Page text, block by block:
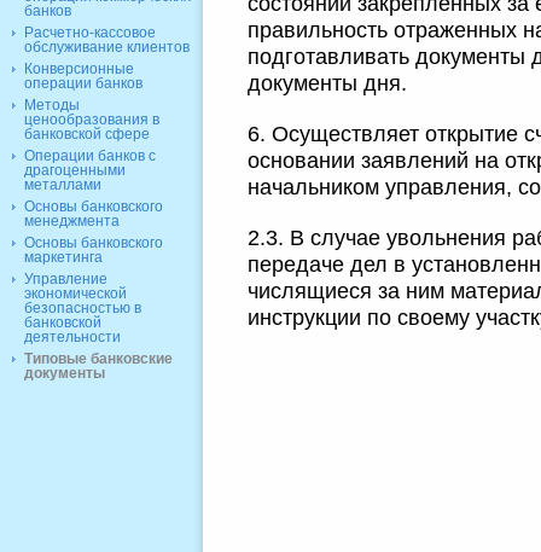
правильность отраженных
подготавливать
документы дня.
6. Осуществляет открытие
основании заявлений на
начальником управления,
2.3. В случае увольнения
передаче дел в
числящиеся за ним
инструкции по своему
банков
Расчетно-кассовое
обслуживание клиентов
Конверсионные
операции банков
Методы
ценообразования в
банковской сфере
Операции банков с
драгоценными
металлами
Основы банковского
менеджмента
Основы банковского
маркетинга
Управление
экономической
безопасностью в
банковской
деятельности
Типовые банковские
документы